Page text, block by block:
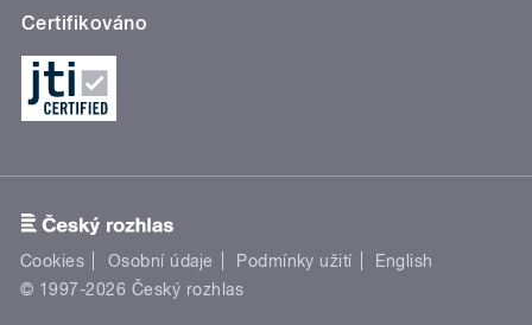
Certifikováno
Cookies Osobní údaje Podmínky užití
English
© 1997-2026 Český rozhlas